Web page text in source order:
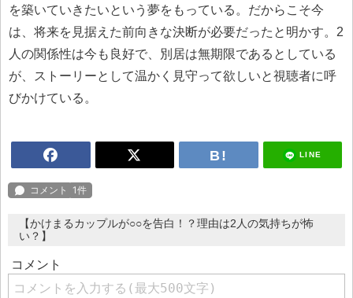
を築いていきたいという夢をもっている。だからこそ今
は、将来を見据えた前向きな決断が必要だったと明かす。2
人の関係性は今も良好で、別居は無期限であるとしている
が、ストーリーとして温かく見守って欲しいと視聴者に呼
びかけている。
LINE
【かけまるカップルが○○を告白！？理由は2人の気持ちが怖
い？】